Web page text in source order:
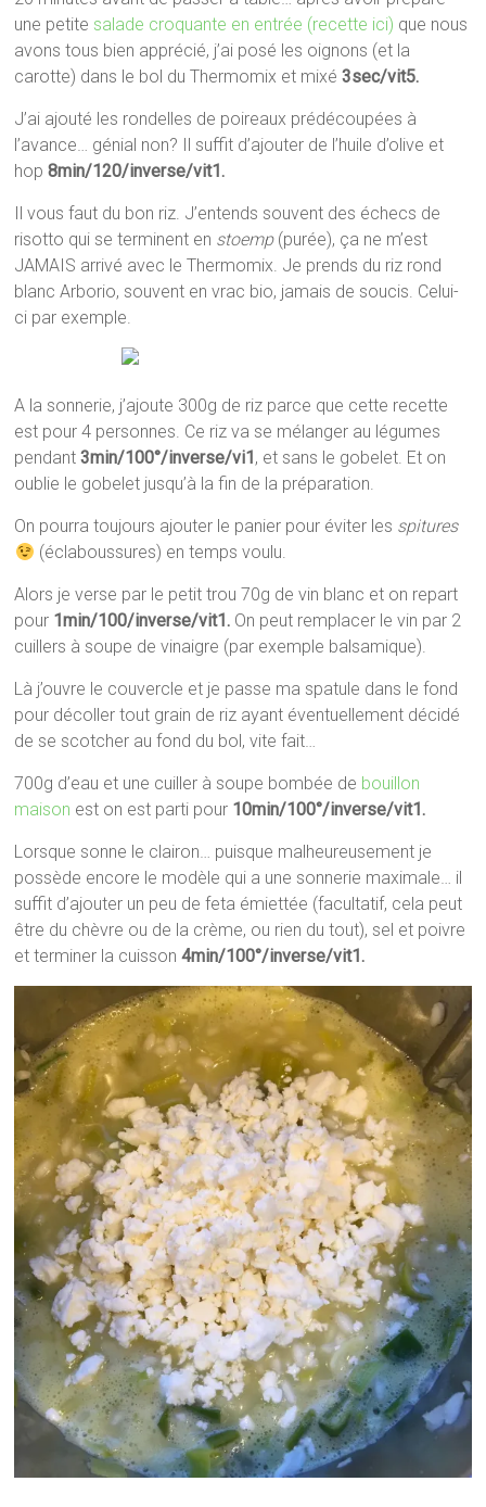
une petite salade croquante en entrée (recette ici) que nous
avons tous bien apprécié, j’ai posé les oignons (et la
carotte) dans le bol du Thermomix et mixé3sec/vit5.
J’ai ajouté les rondelles de poireaux prédécoupées à
l’avance… génial non? Il suffit d’ajouter de l’huile d’olive et
hop8min/120/inverse/vit1.
Il vous faut du bon riz. J’entends souvent des échecs de
risotto qui se terminent en stoemp (purée), ça ne m’est
JAMAIS arrivé avec le Thermomix. Je prends du riz rond
blanc Arborio, souvent en vrac bio, jamais de soucis. Celui-
ci par exemple.
A la sonnerie, j’ajoute 300g de riz parce que cette recette
est pour 4 personnes. Ce riz va se mélanger au légumes
pendant3min/100°/inverse/vi1 , et sans le gobelet. Et on
oublie le gobelet jusqu’à la fin de la préparation.
On pourra toujours ajouter le panier pour éviter les spitures
(éclaboussures) en temps voulu.
Alors je verse par le petit trou 70g de vin blanc et on repart
pour 1min/100/inverse/vit1. On peut remplacer le vin par 2
cuillers à soupe de vinaigre (par exemple balsamique).
Là j’ouvre le couvercle et je passe ma spatule dans le fond
pour décoller tout grain de riz ayant éventuellement décidé
de se scotcher au fond du bol, vite fait…
700g d’eau et une cuiller à soupe bombée de bouillon
maison est on est parti pour 10min/100°/inverse/vit1.
Lorsque sonne le clairon… puisque malheureusement je
possède encore le modèle qui a une sonnerie maximale… il
suffit d’ajouter un peu de feta émiettée (facultatif, cela peut
être du chèvre ou de la crème, ou rien du tout), sel et poivre
et terminer la cuisson4min/100°/inverse/vit1.